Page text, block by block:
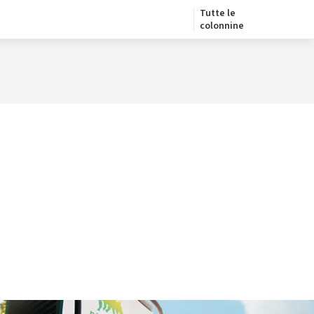
Tutte le
colonnine